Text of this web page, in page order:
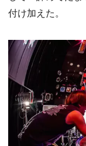
付け加えた。